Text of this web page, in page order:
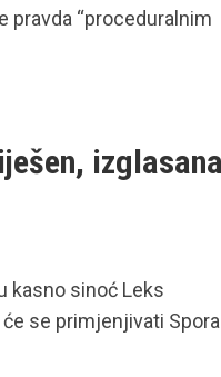
pravda “proceduralnim
izglasana
kasno sinoć Leks
se primjenjivati